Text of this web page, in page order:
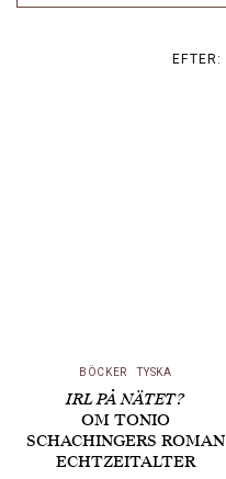
EFTER:
BÖCKER TYSKA
IRL PÅ NÄTET?
OM TONIO
SCHACHINGERS ROMAN
ECHTZEITALTER